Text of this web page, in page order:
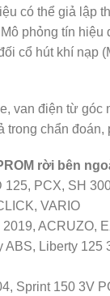
có thể giả lập
phỏng tín
cổ hút khí
van điện từ
trong chẩn
rời bên
PCX, SH
VARIO
Liberty
Sprint 150 3V